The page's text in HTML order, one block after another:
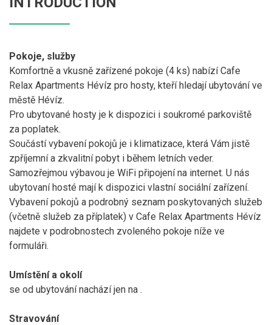
Pokoje, služby
Komfortně a vkusně zařízené pokoje (4 ks) nabízí Cafe
Relax Apartments Hévíz pro hosty, kteří hledají ubytování ve
městě Hévíz.
Pro ubytované hosty je k dispozici i soukromé parkoviště
za poplatek.
Součástí vybavení pokojů je i klimatizace, která Vám jistě
zpříjemní a zkvalitní pobyt i během letních veder.
Samozřejmou výbavou je WiFi připojení na internet. U nás
ubytovaní hosté mají k dispozici vlastní sociální zařízení.
Vybavení pokojů a podrobný seznam poskytovaných služeb
(včetně služeb za příplatek) v Cafe Relax Apartments Hévíz
najdete v podrobnostech zvoleného pokoje níže ve
formuláři.
Umístění a okolí
se od ubytování nachází jen na .
Stravování